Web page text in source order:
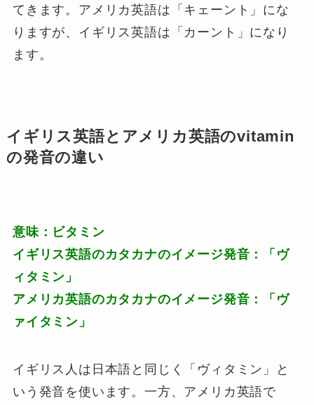
てきます。アメリカ英語は「キェーント」にな
りますが、イギリス英語は「カーント」になり
ます。
イギリス英語とアメリカ英語のvitamin
の発音の違い
意味：ビタミン
イギリス英語のカタカナのイメージ発音：「ヴ
ィタミン」
アメリカ英語のカタカナのイメージ発音：「ヴ
ァイタミン」
イギリス人は日本語と同じく「ヴィタミン」と
いう発音を使います。一方、アメリカ英語で